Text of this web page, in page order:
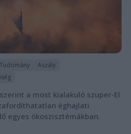
Tudomány
Aszály
a most kialakuló szuper-El
éghajlati
egyes ökoszisztémákban.